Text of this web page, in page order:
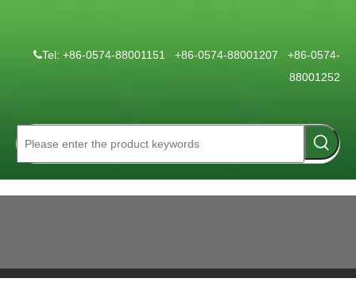
Tel: +86-0574-88001151 +86-0574-88001207 +86-0574-
88001252